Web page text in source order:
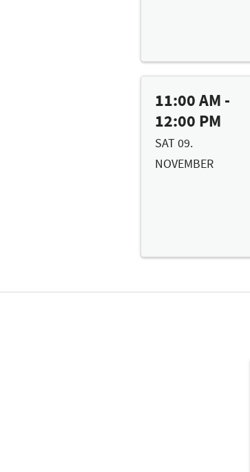
11:00 AM -
12:00 PM
SAT 09.
NOVEMBER